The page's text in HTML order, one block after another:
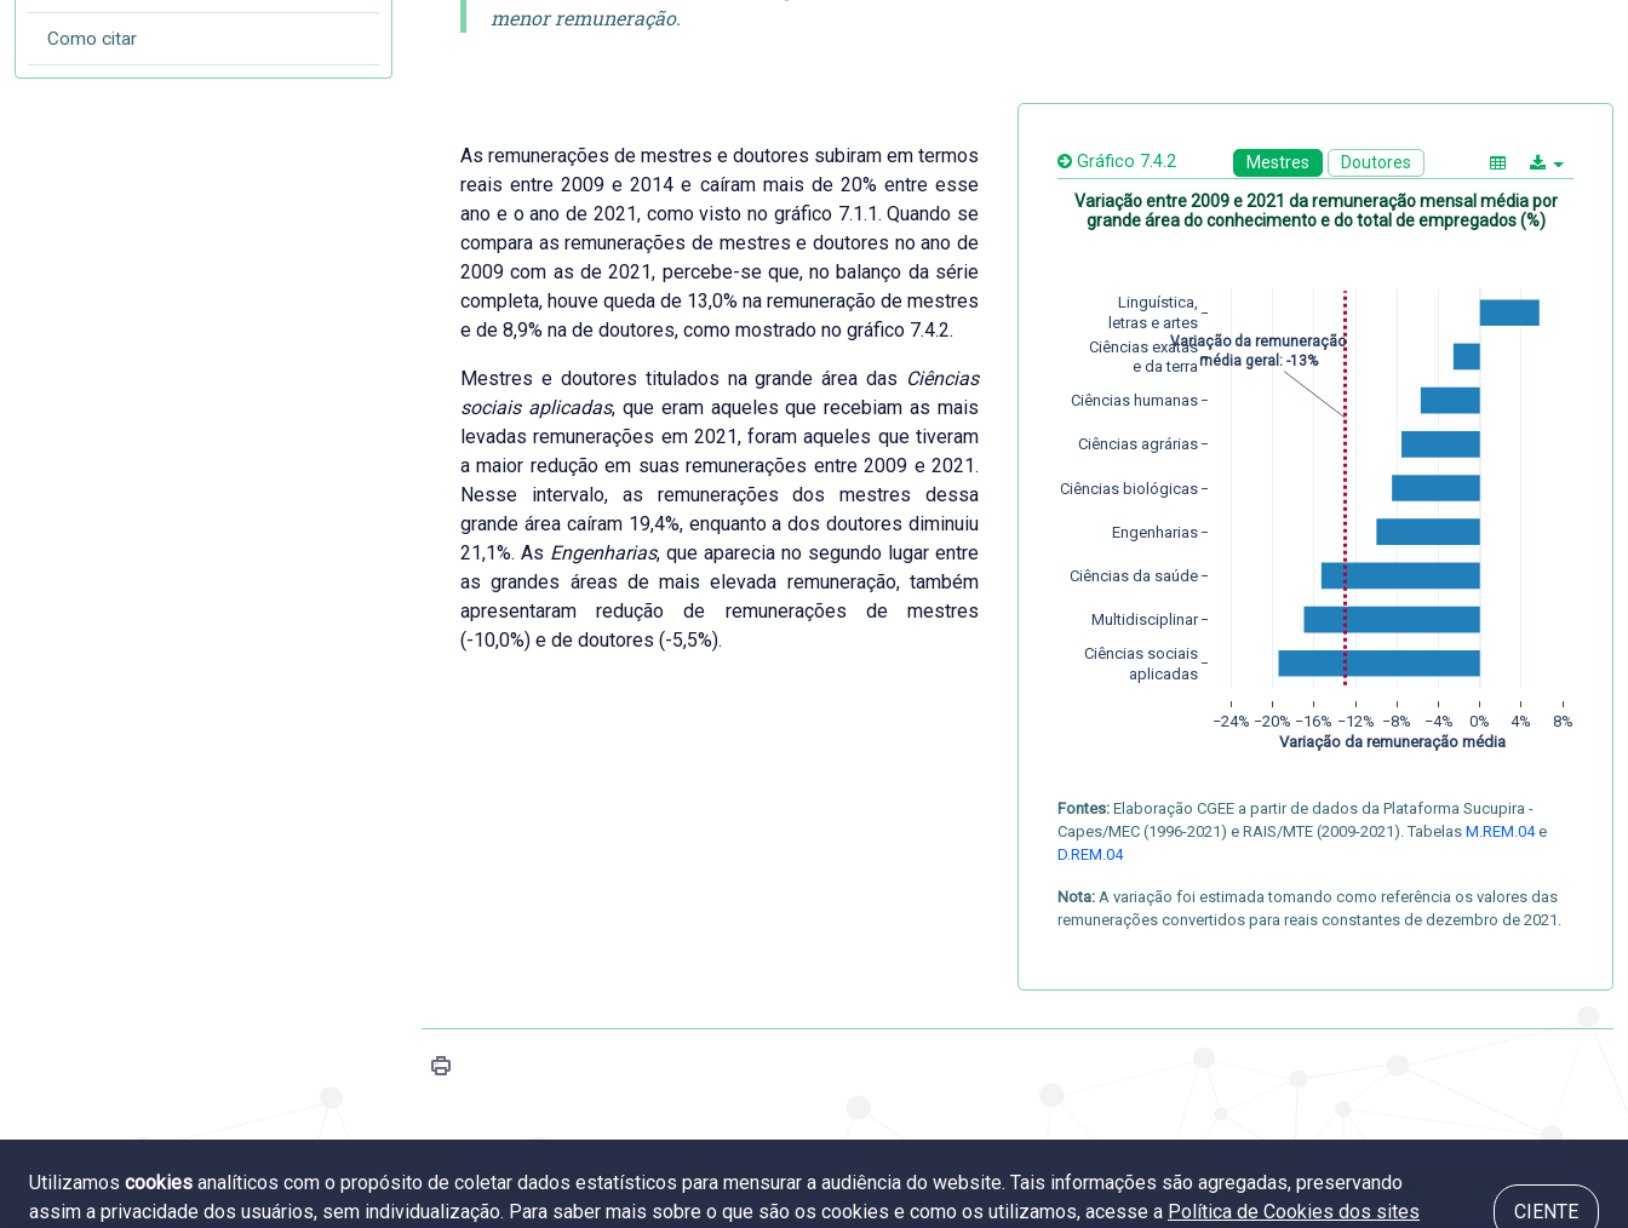
Como citar
menor remuneração.
As remunerações de mestres e doutores subiram em termos
reais entre 2009 e 2014 e caíram mais de 20% entre esse
ano e o ano de 2021, como visto no gráfico 7.1.1. Quando se
compara as remunerações de mestres e doutores no ano de
2009 com as de 2021, percebe-se que, no balanço da série
completa, houve queda de 13,0% na remuneração de mestres
e de 8,9% na de doutores, como mostrado no gráfico 7.4.2.
Mestres e doutores titulados na grande área das Ciências
sociais aplicadas, que eram aqueles que recebiam as mais
levadas remunerações em 2021, foram aqueles que tiveram
a maior redução em suas remunerações entre 2009 e 2021.
Nesse intervalo, as remunerações dos mestres dessa
grande área caíram 19,4%, enquanto a dos doutores diminuiu
21,1%. As Engenharias, que aparecia no segundo lugar entre
as grandes áreas de mais elevada remuneração, também
apresentaram redução de remunerações de mestres
(-10,0%) e de doutores (-5,5%).
Gráfico 7.4.2 Mestres Doutores
Variação entre 2009 e 2021 da remuneração mensal média por
grande área do conhecimento e do total de empregados (%)
−24% −20% −16% −12% −8% −4% 0% 4% 8%
Ciências sociais
aplicadas
Multidisciplinar
Ciências da saúde
Engenharias
Ciências biológicas
Ciências agrárias
Ciências humanas
Ciências exatas
e da terra
Linguística,
letras e artes
Variação da remuneração média
Variação da remuneração
média geral: -13%
Fontes: Elaboração CGEE a partir de dados da Plataforma Sucupira -
Capes/MEC (1996-2021) e RAIS/MTE (2009-2021). Tabelas M.REM.04e
D.REM.04
Nota: A variação foi estimada tomando como referência os valores das
remunerações convertidos para reais constantes de dezembro de 2021.
7.3 Remuneração por nota ou conceito do programa 7.5 Remuneração por área do conhecimento
Utilizamos cookies analíticos com o propósito de coletar dados estatísticos para mensurar a audiência do website. Tais informações são agregadas, preservando
assim a privacidade dos usuários, sem individualização. Para saber mais sobre o que são os cookies e como os utilizamos, acesse a Política de Cookies dos sites CIENTE